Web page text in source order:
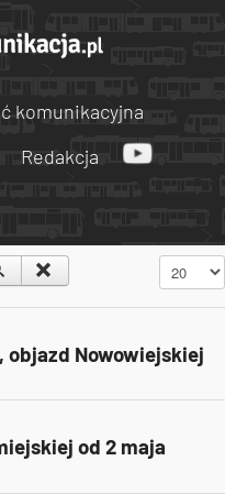
komunikacyjna
Redakcja
Pokaż #
objazd Nowowiejskiej
od 2 maja